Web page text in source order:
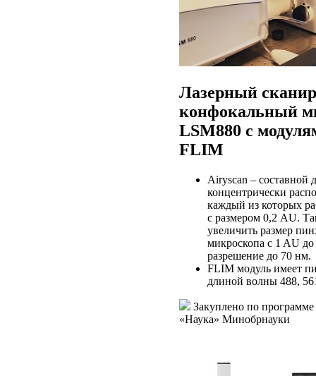
Лазерный
конфокальный
LSM880 с
FLIM
Airyscan – составной
концентрически
каждый из которых
с размером 0,2 AU.
увеличить размер
микроскопа c 1 AU
разрешение до 70 нм.
FLIM модуль имеет
длиной волны 488,
Закуплено по
«Наука» Минобрнауки